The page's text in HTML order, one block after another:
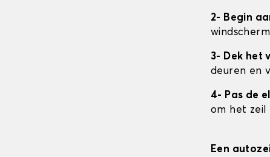
2- Begin
3- Dek het
deuren en
4- Pas de
om het zeil
Een